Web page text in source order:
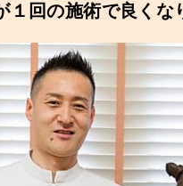
１回の施術で良くな